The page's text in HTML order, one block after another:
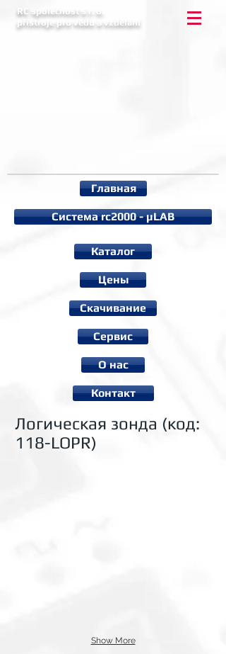
RC společnost s r. o.
přístroje pro vědu a vzdělání
Логическая зонда (код:
118-LOPR)
Show More
Главная
Система rc2000 - µLAB
Каталог
Цены
Cкачивание
Сервис
О нас
Контакт